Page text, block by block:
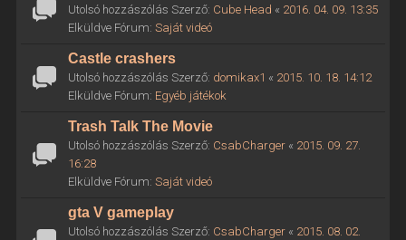
Utolsó hozzászólás Szerző: Cube Head « 2016. 04. 09. 13:35
Elküldve Fórum: Saját videó
Castle crashers
Utolsó hozzászólás Szerző: domikax1 « 2015. 10. 18. 14:12
Elküldve Fórum: Egyéb játékok
Trash Talk The Movie
Utolsó hozzászólás Szerző: CsabCharger« 2015. 09. 27.
16:28
Elküldve Fórum: Saját videó
gta V gameplay
Utolsó hozzászólás Szerző: CsabCharger« 2015. 08. 02.